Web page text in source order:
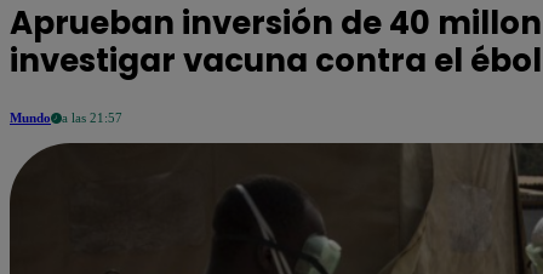
Aprueban inversión de 40
investigar vacuna contra el
Mundo a las 21:57